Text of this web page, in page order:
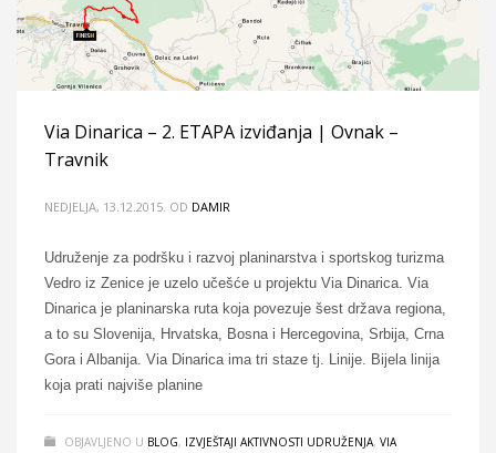
Via Dinarica – 2. ETAPA izviđanja | Ovnak –
Travnik
NEDJELJA, 13.12.2015. OD DAMIR
Udruženje za podršku i razvoj planinarstva i sportskog turizma
Vedro iz Zenice je uzelo učešće u projektu Via Dinarica. Via
Dinarica je planinarska ruta koja povezuje šest država regiona,
a to su Slovenija, Hrvatska, Bosna i Hercegovina, Srbija, Crna
Gora i Albanija. Via Dinarica ima tri staze tj. Linije. Bijela linija
koja prati najviše planine
OBJAVLJENO U BLOG, IZVJEŠTAJI AKTIVNOSTI UDRUŽENJA, VIA